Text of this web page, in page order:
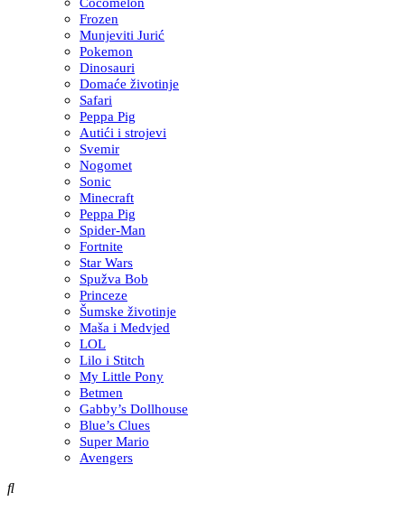
Frozen
Munjeviti Jurić
Pokemon
Dinosauri
Domaće životinje
Safari
Peppa Pig
Autići i strojevi
Svemir
Nogomet
Sonic
Minecraft
Peppa Pig
Spider-Man
Fortnite
Star Wars
Spužva Bob
Princeze
Šumske životinje
Maša i Medvjed
LOL
Lilo i Stitch
My Little Pony
Betmen
Gabby’s Dollhouse
Blue’s Clues
Super Mario
Avengers